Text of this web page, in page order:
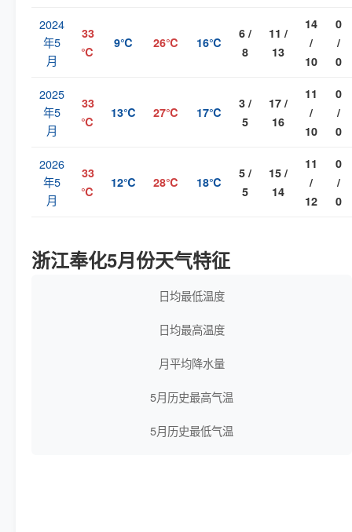
2024
年5
月
33
℃
9℃ 26℃ 16℃
6 /
8
11 /
13
14
/
10
0
/
0
2025
年5
月
33
℃
13℃ 27℃ 17℃
3 /
5
17 /
16
11
/
10
0
/
0
2026
年5
月
33
℃
12℃ 28℃ 18℃
5 /
5
15 /
14
11
/
12
0
/
0
浙江奉化5月份天气特征
日均最低温度
日均最高温度
月平均降水量
5月历史最高气温
5月历史最低气温